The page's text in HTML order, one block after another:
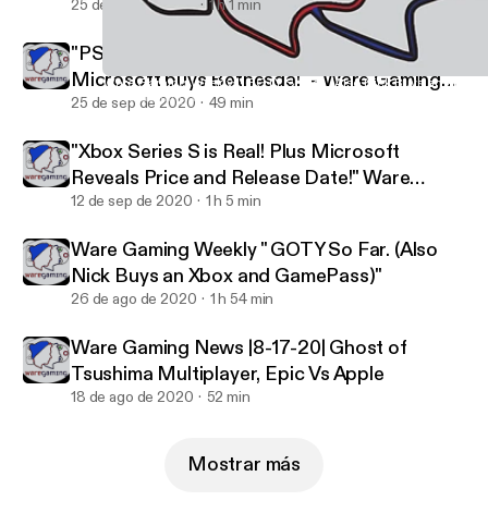
Ware Gaming Weekly " GOTY So Far. (Also Nick Buys an Xbox
Ware Gaming Weekly
25 de sep de 2020 1 h 1 min
"PS5 Pricing & Release Date Revealed! Plus
Microsoft buys Bethesda!" - Ware Gaming
News
25 de sep de 2020 49 min
"Xbox Series S is Real! Plus Microsoft
Reveals Price and Release Date!" Ware
Gaming News
12 de sep de 2020 1 h 5 min
Ware Gaming Weekly " GOTY So Far. (Also
Nick Buys an Xbox and GamePass)"
26 de ago de 2020 1 h 54 min
Ware Gaming News |8-17-20| Ghost of
Tsushima Multiplayer, Epic Vs Apple
18 de ago de 2020 52 min
Mostrar más